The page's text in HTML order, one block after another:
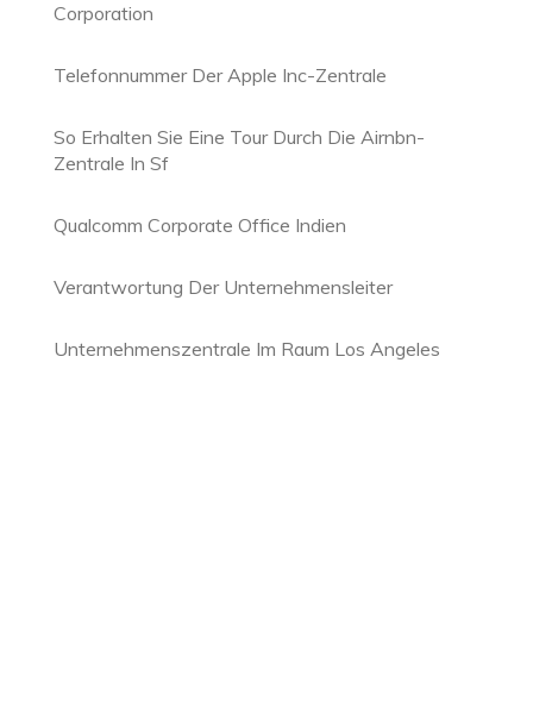
Corporation
Telefonnummer Der Apple Inc-Zentrale
So Erhalten Sie Eine Tour Durch Die Airnbn-
Zentrale In Sf
Qualcomm Corporate Office Indien
Verantwortung Der Unternehmensleiter
Unternehmenszentrale Im Raum Los Angeles